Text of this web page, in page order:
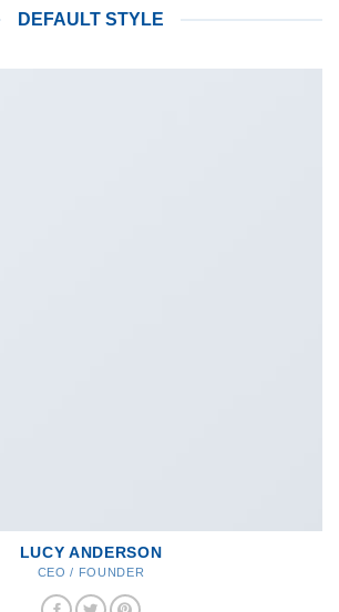
DEFAULT STYLE
LUCY ANDERSON
CEO / FOUNDER